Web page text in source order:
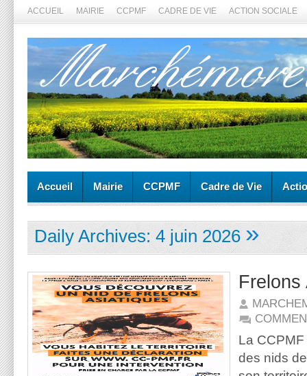
ACCUEIL MAIRIE CCPMF CADRE DE VIE ACTION SOCIALE
Accueil Mairie CCPMF Cadre de Vie
Daily Archives: 4 juin 2026 »
Frelons
La
des nids